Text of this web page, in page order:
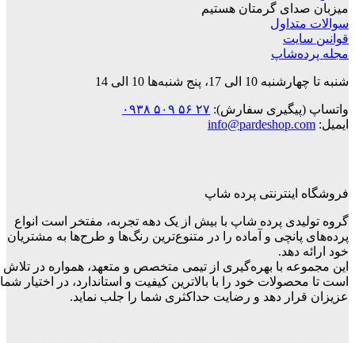
گرمتان هستیم
پنج شنبه‌ها 10 الی 14
سفارش): ۲۷ ۵۶ ۵۰۹ ۰۹۳۸
پرده شاپ
پرده شاپ با بیش از یک دهه تجربه، مفتخر است انواع
و آماده را در متنوع‌ترین رنگ‌ها و طرح‌ها به مشتریان
با بهره‌گیری از تیمی متخصص و متعهد، همواره در تلاش
خود را با بالاترین کیفیت و استاندارد، در اختیار شما
دهد و رضایت حداکثری شما را جلب نماید.